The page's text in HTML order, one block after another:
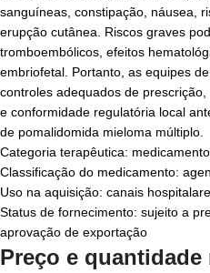
sanguíneas, constipação, náusea,
erupção cutânea. Riscos graves
tromboembólicos, efeitos
embriofetal. Portanto, as equipes
controles adequados de
e conformidade regulatória local
de pomalidomida mieloma múltiplo.
Categoria terapêutica:
Classificação do medicamento:
Uso na aquisição: canais
Status de fornecimento: sujeito a
aprovação de exportação
Preço e